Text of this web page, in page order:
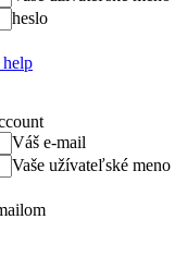
heslo
Váš e-mail
Vaše užívateľské meno